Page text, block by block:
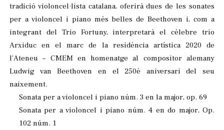
tradició violoncel·lista catalana, oferirà dues de les sonates
per a violoncel i piano més belles de Beethoven i, com a
integrant del Trio Fortuny, interpretarà el cèlebre trio
Arxiduc en el marc de la residència artística 2020 de
l’Ateneu – CMEM en homenatge al compositor alemany
Ludwig van Beethoven en el 250è aniversari del seu
naixement.
Sonata per a violoncel i piano núm. 3 en la major, op. 69
Sonata per a violoncel i piano núm. 4 en do major, Op.
102 núm. 1